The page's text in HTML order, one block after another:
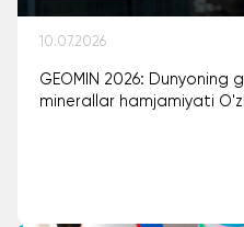
10.07.2026
GEOMIN 2026: Dunyoning
minerallar hamjamiyati